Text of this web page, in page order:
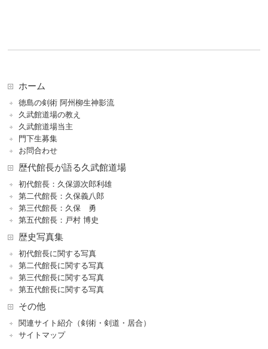
ホーム
徳島の剣術 阿州柳生神影流
久武館道場の教え
久武館道場当主
門下生募集
お問合わせ
歴代館長が語る久武館道場
初代館長：久保源次郎利雄
第二代館長：久保義八郎
第三代館長：久保 勇
第五代館長：戸村 博史
歴史写真集
初代館長に関する写真
第二代館長に関する写真
第三代館長に関する写真
第五代館長に関する写真
その他
関連サイト紹介（剣術・剣道・居合）
サイトマップ